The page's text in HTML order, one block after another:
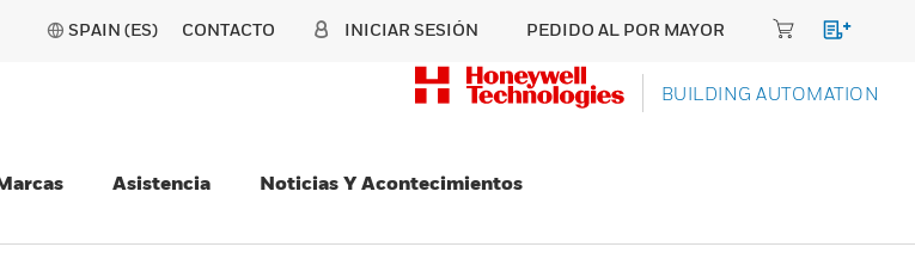
SPAIN (ES) CONTACTO INICIAR SESIÓN PEDIDO AL POR MAYOR
BUILDING AUTOMATION
Asistencia Noticias Y Acontecimientos